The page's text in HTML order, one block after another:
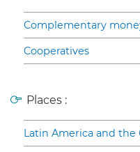
Complementary
Cooperatives
Places :
Latin America and the